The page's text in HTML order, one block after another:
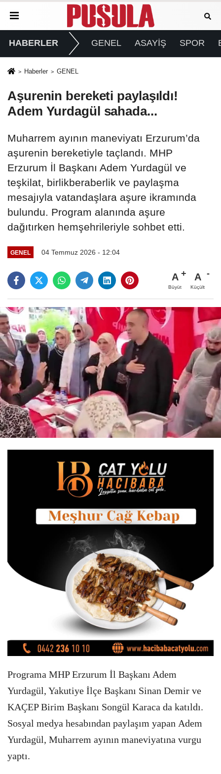
HABERLER GENEL ASAYİŞ SPOR
Haberler GENEL
Aşurenin bereketi paylaşıldı!
Adem Yurdagül sahada...
Muharrem ayının maneviyatı Erzurum’da
aşurenin bereketiyle taçlandı. MHP
Erzurum İl Başkanı Adem Yurdagül ve
teşkilat, birlikberaberlik ve paylaşma
mesajıyla vatandaşlara aşure ikramında
bulundu. Program alanında aşure
dağıtırken hemşehrileriyle sohbet etti.
GENEL 04 Temmuz 2026 - 12:04
A
Büyüt
A
Küçült
Programa MHP Erzurum İl Başkanı Adem
Yurdagül, Yakutiye İlçe Başkanı Sinan Demir ve
KAÇEP Birim Başkanı Songül Karaca da katıldı.
Sosyal medya hesabından paylaşım yapan Adem
Yurdagül, Muharrem ayının maneviyatına vurgu
yaptı.